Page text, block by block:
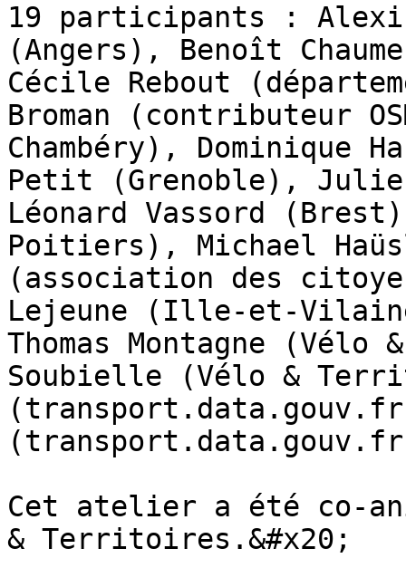
19 participants : Alexi
(Angers), Benoît
Cécile Rebout
Broman (contributeur
Chambéry), Dominique
Petit (Grenoble),
Léonard Vassord
Poitiers), Michael
(association des
Lejeune (Ille-et-
Thomas Montagne
Soubielle (Vélo &
Cet atelier a été co-
& Territoires.&#x20;